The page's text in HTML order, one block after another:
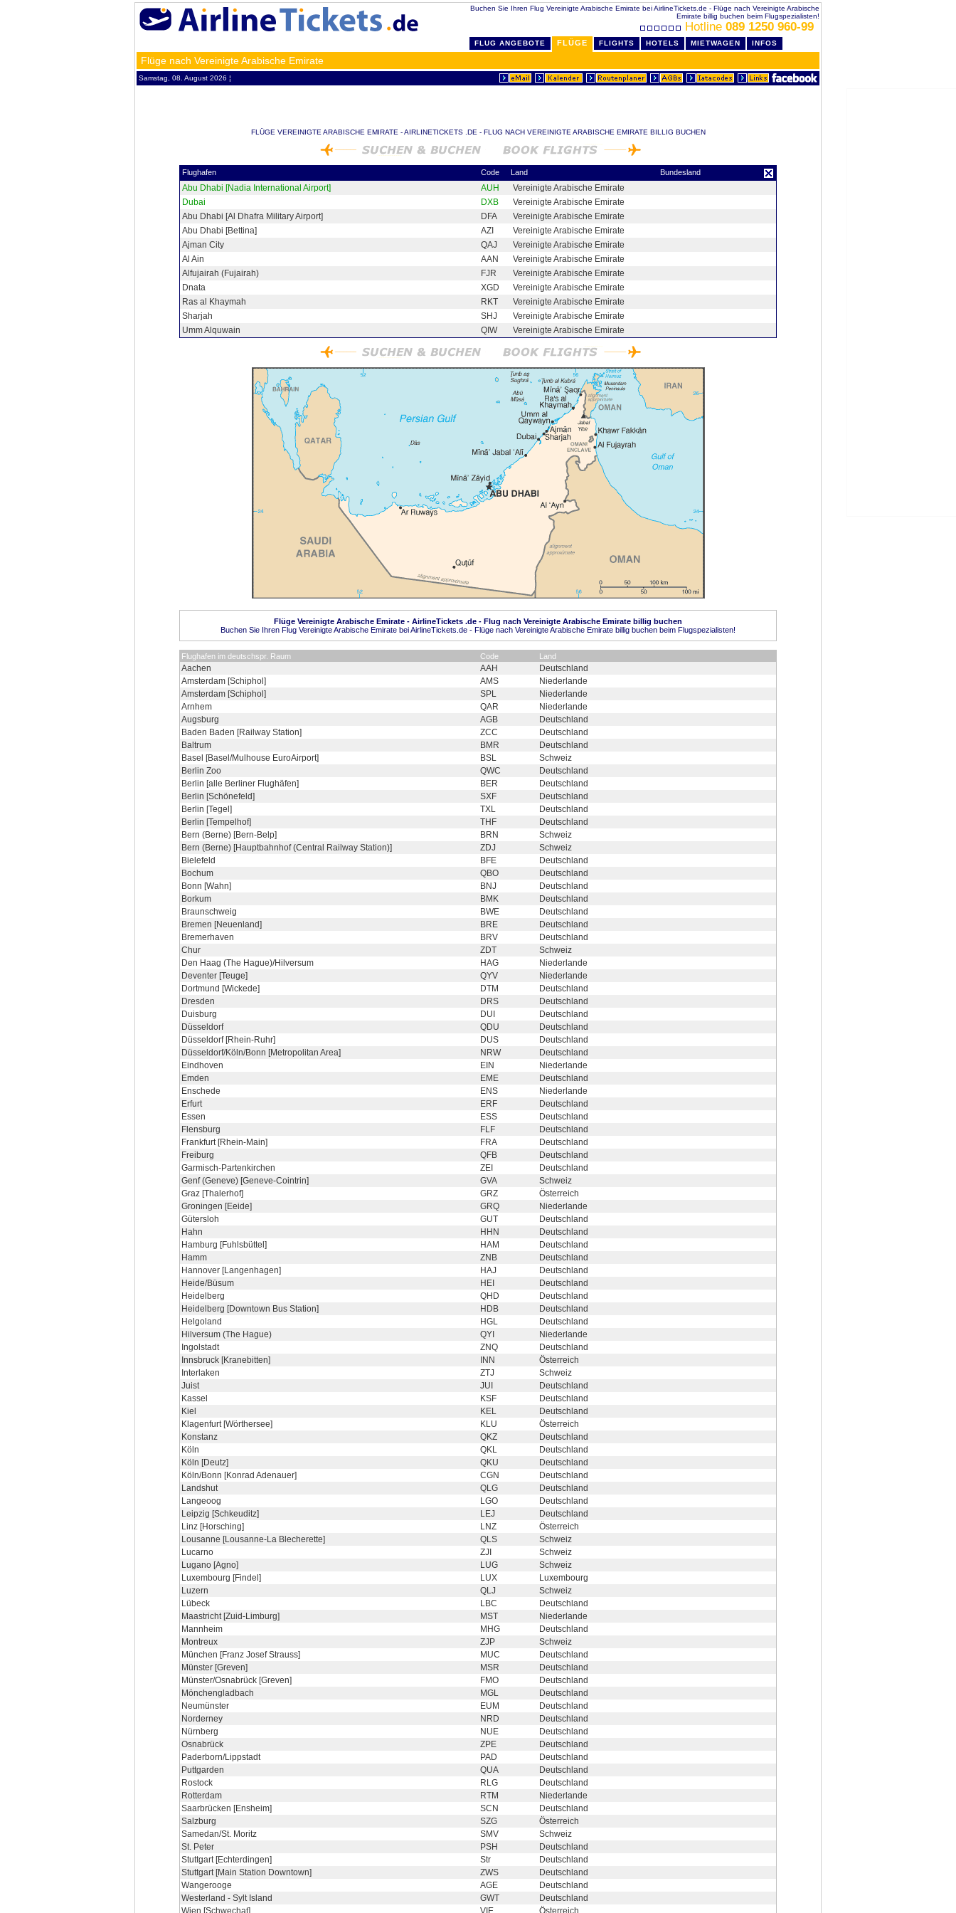
Buchen Sie Ihren Flug Vereinigte Arabische Emirate bei AirlineTickets.de - Flüge nach Vereinigte Arabische
Emirate billig buchen beim Flugspezialisten!
Hotline 089 1250 960-99
FLUG ANGEBOTE FLÜGE FLIGHTS HOTELS MIETWAGEN INFOS
Flüge nach Vereinigte Arabische Emirate
Samstag, 08. August 2026 ¦
FLÜGE VEREINIGTE ARABISCHE EMIRATE - AIRLINETICKETS .DE - FLUG NACH VEREINIGTE ARABISCHE EMIRATE BILLIG BUCHEN
Flughafen Code Land Bundesland
Abu Dhabi [Nadia International Airport] AUH
Vereinigte Arabische Emirate
Dubai
DXB
Vereinigte Arabische Emirate
Abu Dhabi [Al Dhafra Military Airport]
DFA
Vereinigte Arabische Emirate
Abu Dhabi [Bettina]
AZI
Vereinigte Arabische Emirate
Ajman City
QAJ
Vereinigte Arabische Emirate
Al Ain
AAN
Vereinigte Arabische Emirate
Alfujairah (Fujairah)
FJR
Vereinigte Arabische Emirate
Dnata
XGD
Vereinigte Arabische Emirate
Ras al Khaymah
RKT
Vereinigte Arabische Emirate
Sharjah
SHJ
Vereinigte Arabische Emirate
Umm Alquwain
QIW Vereinigte Arabische Emirate
Flüge Vereinigte Arabische Emirate - AirlineTickets .de - Flug nach Vereinigte Arabische Emirate billig buchen
Buchen Sie Ihren Flug Vereinigte Arabische Emirate bei AirlineTickets.de - Flüge nach Vereinigte Arabische Emirate billig buchen beim Flugspezialisten!
Flughafen im deutschspr. Raum Code Land
Aachen AAH
Deutschland
Amsterdam [Schiphol]
AMS
Niederlande
Amsterdam [Schiphol]
SPL
Niederlande
Arnhem
QAR
Niederlande
Augsburg
AGB
Deutschland
Baden Baden [Railway Station]
ZCC
Deutschland
Baltrum
BMR
Deutschland
Basel [Basel/Mulhouse EuroAirport]
BSL
Schweiz
Berlin Zoo
QWC
Deutschland
Berlin [alle Berliner Flughäfen]
BER
Deutschland
Berlin [Schönefeld]
SXF
Deutschland
Berlin [Tegel]
TXL
Deutschland
Berlin [Tempelhof]
THF
Deutschland
Bern (Berne) [Bern-Belp]
BRN
Schweiz
Bern (Berne) [Hauptbahnhof (Central Railway Station)]
ZDJ
Schweiz
Bielefeld
BFE
Deutschland
Bochum
QBO
Deutschland
Bonn [Wahn]
BNJ
Deutschland
Borkum
BMK
Deutschland
Braunschweig
BWE
Deutschland
Bremen [Neuenland]
BRE
Deutschland
Bremerhaven
BRV
Deutschland
Chur
ZDT
Schweiz
Den Haag (The Hague)/Hilversum
HAG
Niederlande
Deventer [Teuge]
QYV
Niederlande
Dortmund [Wickede]
DTM
Deutschland
Dresden
DRS
Deutschland
Duisburg
DUI
Deutschland
Düsseldorf
QDU
Deutschland
Düsseldorf [Rhein-Ruhr]
DUS
Deutschland
Düsseldorf/Köln/Bonn [Metropolitan Area]
NRW
Deutschland
Eindhoven
EIN
Niederlande
Emden
EME
Deutschland
Enschede
ENS
Niederlande
Erfurt
ERF
Deutschland
Essen
ESS
Deutschland
Flensburg
FLF
Deutschland
Frankfurt [Rhein-Main]
FRA
Deutschland
Freiburg
QFB
Deutschland
Garmisch-Partenkirchen
ZEI
Deutschland
Genf (Geneve) [Geneve-Cointrin]
GVA
Schweiz
Graz [Thalerhof]
GRZ
Österreich
Groningen [Eeide]
GRQ
Niederlande
Gütersloh
GUT
Deutschland
Hahn
HHN
Deutschland
Hamburg [Fuhlsbüttel]
HAM
Deutschland
Hamm
ZNB
Deutschland
Hannover [Langenhagen]
HAJ
Deutschland
Heide/Büsum
HEI
Deutschland
Heidelberg
QHD
Deutschland
Heidelberg [Downtown Bus Station]
HDB
Deutschland
Helgoland
HGL
Deutschland
Hilversum (The Hague)
QYI
Niederlande
Ingolstadt
ZNQ
Deutschland
Innsbruck [Kranebitten]
INN
Österreich
Interlaken
ZTJ
Schweiz
Juist
JUI
Deutschland
Kassel
KSF
Deutschland
Kiel
KEL
Deutschland
Klagenfurt [Wörthersee]
KLU
Österreich
Konstanz
QKZ
Deutschland
Köln
QKL
Deutschland
Köln [Deutz]
QKU
Deutschland
Köln/Bonn [Konrad Adenauer]
CGN
Deutschland
Landshut
QLG
Deutschland
Langeoog
LGO
Deutschland
Leipzig [Schkeuditz]
LEJ
Deutschland
Linz [Horsching]
LNZ
Österreich
Lousanne [Lousanne-La Blecherette]
QLS
Schweiz
Lucarno
ZJI
Schweiz
Lugano [Agno]
LUG
Schweiz
Luxembourg [Findel]
LUX
Luxembourg
Luzern
QLJ
Schweiz
Lübeck
LBC
Deutschland
Maastricht [Zuid-Limburg]
MST
Niederlande
Mannheim
MHG
Deutschland
Montreux
ZJP
Schweiz
München [Franz Josef Strauss]
MUC
Deutschland
Münster [Greven]
MSR
Deutschland
Münster/Osnabrück [Greven]
FMO
Deutschland
Mönchengladbach
MGL
Deutschland
Neumünster
EUM
Deutschland
Norderney
NRD
Deutschland
Nürnberg
NUE
Deutschland
Osnabrück
ZPE
Deutschland
Paderborn/Lippstadt
PAD
Deutschland
Puttgarden
QUA
Deutschland
Rostock
RLG
Deutschland
Rotterdam
RTM
Niederlande
Saarbrücken [Ensheim]
SCN
Deutschland
Salzburg
SZG
Österreich
Samedan/St. Moritz
SMV
Schweiz
St. Peter
PSH
Deutschland
Stuttgart [Echterdingen]
Str
Deutschland
Stuttgart [Main Station Downtown]
ZWS
Deutschland
Wangerooge
AGE
Deutschland
Westerland - Sylt Island
GWT
Deutschland
Wien [Schwechat]
VIE Österreich